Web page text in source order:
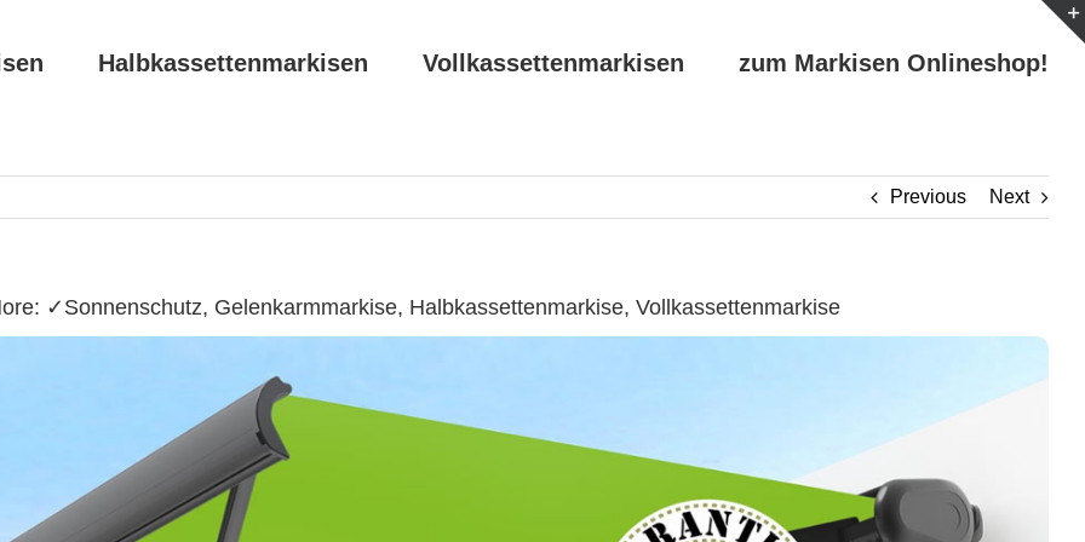
Halbkassettenmarkisen Vollkassettenmarkisen zum Markisen Onlineshop!
Previous Next
✓Sonnenschutz, Gelenkarmmarkise, Halbkassettenmarkise, Vollkassettenmarkise